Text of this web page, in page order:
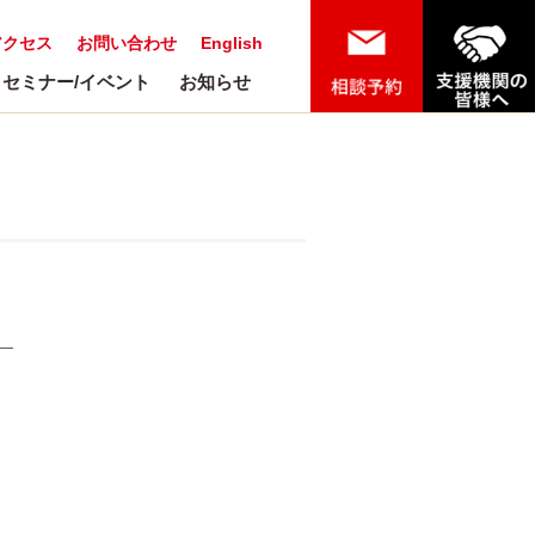
English
お問い合わせ
セス
セミナー/イベント お知らせ